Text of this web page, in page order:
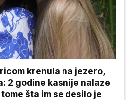
krenula na jezero,
2 godine kasnije nalaze
šta im se desilo je